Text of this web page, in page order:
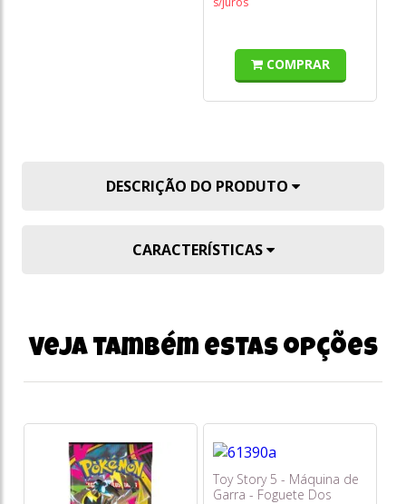
COMPRAR
DESCRIÇÃO DO PRODUTO
CARACTERÍSTICAS
Veja também estas opções
Toy Story 5 - Máquina de
Garra - Foguete Dos